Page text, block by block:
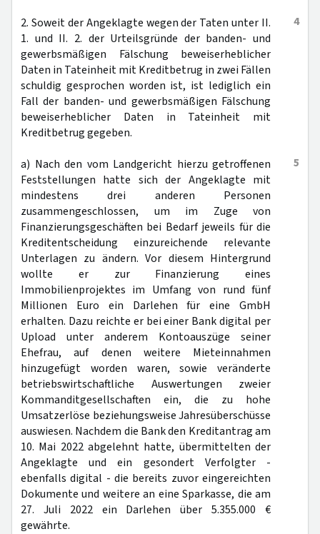
4
2. Soweit der Angeklagte wegen der Taten unter II.
1. und II. 2. der Urteilsgründe der banden- und
gewerbsmäßigen Fälschung beweiserheblicher
Daten in Tateinheit mit Kreditbetrug in zwei Fällen
schuldig gesprochen worden ist, ist lediglich ein
Fall der banden- und gewerbsmäßigen Fälschung
beweiserheblicher Daten in Tateinheit mit
Kreditbetrug gegeben.
5
a) Nach den vom Landgericht hierzu getroffenen
Feststellungen hatte sich der Angeklagte mit
mindestens drei anderen Personen
zusammengeschlossen, um im Zuge von
Finanzierungsgeschäften bei Bedarf jeweils für die
Kreditentscheidung einzureichende relevante
Unterlagen zu ändern. Vor diesem Hintergrund
wollte er zur Finanzierung eines
Immobilienprojektes im Umfang von rund fünf
Millionen Euro ein Darlehen für eine GmbH
erhalten. Dazu reichte er bei einer Bank digital per
Upload unter anderem Kontoauszüge seiner
Ehefrau, auf denen weitere Mieteinnahmen
hinzugefügt worden waren, sowie veränderte
betriebswirtschaftliche Auswertungen zweier
Kommanditgesellschaften ein, die zu hohe
Umsatzerlöse beziehungsweise Jahresüberschüsse
auswiesen. Nachdem die Bank den Kreditantrag am
10. Mai 2022 abgelehnt hatte, übermittelten der
Angeklagte und ein gesondert Verfolgter -
ebenfalls digital - die bereits zuvor eingereichten
Dokumente und weitere an eine Sparkasse, die am
27. Juli 2022 ein Darlehen über 5.355.000 €
gewährte.